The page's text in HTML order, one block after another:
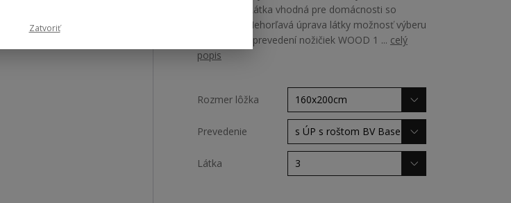
Martindale Látka vhodná pre domácnosti so
zvieratami Nehorľavá úprava látky možnosť výberu
zo všetkých prevedení nožičiek WOOD 1 ... celý
popis
Rozmer lôžka
Prevedenie
Látka
Zatvoriť